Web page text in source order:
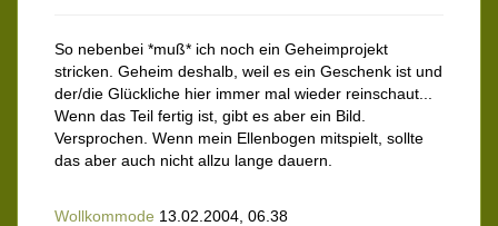
So nebenbei *muß* ich noch ein Geheimprojekt
stricken. Geheim deshalb, weil es ein Geschenk ist und
der/die Glückliche hier immer mal wieder reinschaut...
Wenn das Teil fertig ist, gibt es aber ein Bild.
Versprochen. Wenn mein Ellenbogen mitspielt, sollte
das aber auch nicht allzu lange dauern.
Wollkommode 13.02.2004, 06.38